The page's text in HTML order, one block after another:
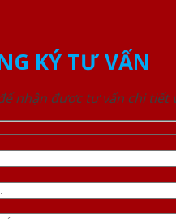
KÝ TƯ VẤN
nhận được tư vấn chi tiết